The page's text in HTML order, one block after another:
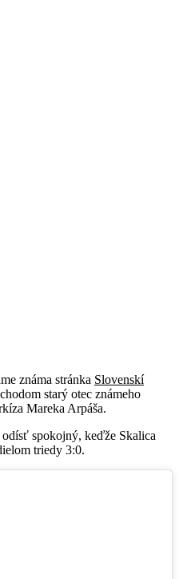
známa stránka Slovenskí
starý otec známeho
Mareka Arpáša.
spokojný, keďže Skalica
triedy 3:0.